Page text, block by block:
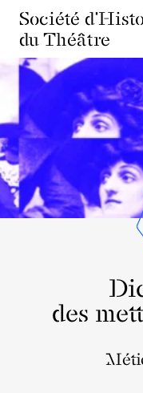
Société
du Théâtre
des